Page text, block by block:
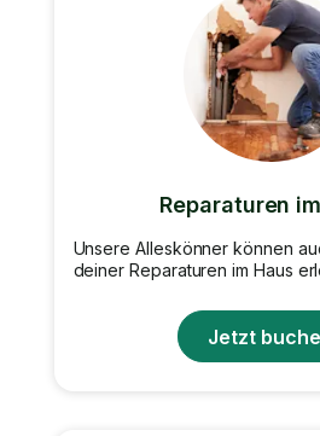
Reparaturen
Unsere Alleskönner können
deiner Reparaturen im Haus
Jetzt